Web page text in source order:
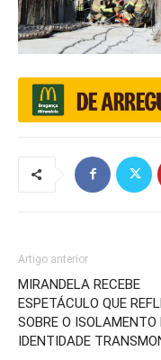
Artigo anterior
MIRANDELA RECEBE
ESPETÁCULO QUE
SOBRE O ISOLAMENTO
IDENTIDADE